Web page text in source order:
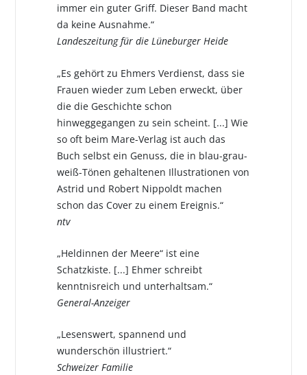
immer ein guter Griff. Dieser Band macht
da keine Ausnahme.“
Landeszeitung für die Lüneburger Heide
„Es gehört zu Ehmers Verdienst, dass sie
Frauen wieder zum Leben erweckt, über
die die Geschichte schon
hinweggegangen zu sein scheint. [...] Wie
so oft beim Mare-Verlag ist auch das
Buch selbst ein Genuss, die in blau-grau-
weiß-Tönen gehaltenen Illustrationen von
Astrid und Robert Nippoldt machen
schon das Cover zu einem Ereignis.“
ntv
„Heldinnen der Meere“ ist eine
Schatzkiste. [...] Ehmer schreibt
kenntnisreich und unterhaltsam.“
General-Anzeiger
„Lesenswert, spannend und
wunderschön illustriert.“
Schweizer Familie